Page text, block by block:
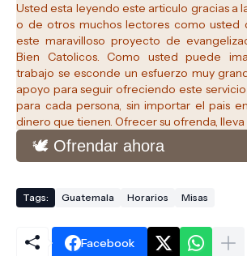
Usted esta leyendo este articulo gracias a
o de otros muchos lectores como usted
este maravilloso proyecto de
Bien Catolicos.Como usted puede
trabajo se esconde un esfuerzo muy
apoyo para seguir ofreciendo este
para cada persona, sin importar el pais
dinero que tienen. Ofrecer su ofrenda, lleva
🕊️ Ofrendar ahora
Tags: Guatemala Horarios Misas
Facebook